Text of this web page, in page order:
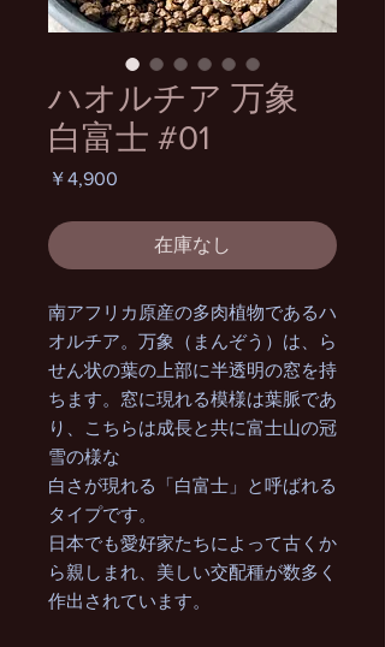
ハオルチア 万象
白富士 #01
￥4,900
在庫なし
南アフリカ原産の多肉植物であるハ
オルチア。万象（まんぞう）は、ら
せん状の葉の上部に半透明の窓を持
ちます。窓に現れる模様は葉脈であ
り、こちらは成長と共に富士山の冠
雪の様な
白さが現れる「白富士」と呼ばれる
タイプです。
日本でも愛好家たちによって古くか
ら親しまれ、美しい交配種が数多く
作出されています。